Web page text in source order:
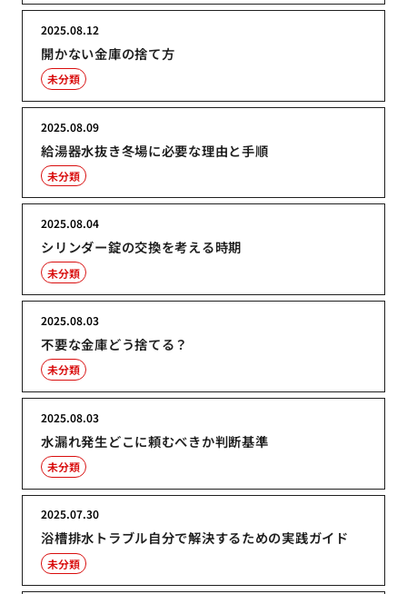
開かない金庫の捨て方
2025.08.12
未分類
給湯器水抜き冬場に必要な理由と手順
2025.08.09
未分類
シリンダー錠の交換を考える時期
2025.08.04
未分類
不要な金庫どう捨てる？
2025.08.03
未分類
水漏れ発生どこに頼むべきか判断基準
2025.08.03
未分類
浴槽排水トラブル自分で解決するための実践ガイド
2025.07.30
未分類